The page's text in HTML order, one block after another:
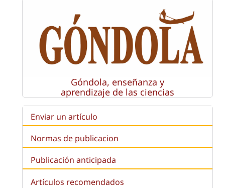
Góndola, enseñanza y
aprendizaje de las ciencias
Enviar un artículo
Normas de publicacion
Publicación anticipada
Artículos recomendados